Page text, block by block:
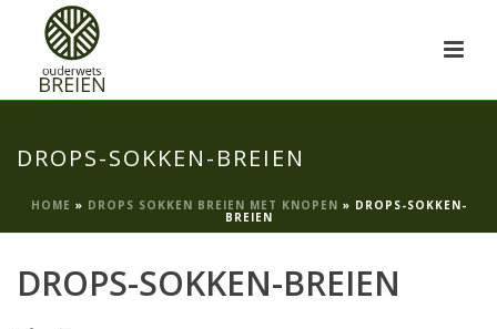
DROPS-SOKKEN-BREIEN
HOME » DROPS SOKKEN BREIEN MET KNOPEN » DROPS-SOKKEN-
BREIEN
DROPS-SOKKEN-BREIEN